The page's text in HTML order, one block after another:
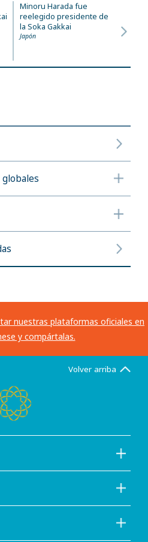
Minoru Harada fue
reelegido presidente de
la Soka Gakkai
Japón
nuestras plataformas oficiales en
y compártalas.
Volver arriba